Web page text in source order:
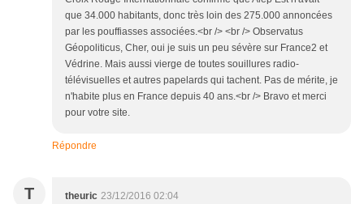
que 34.000 habitants, donc très loin des 275.000 annoncées
par les pouffiasses associées.<br /> <br /> Observatus
Géopoliticus, Cher, oui je suis un peu sévère sur France2 et
Védrine. Mais aussi vierge de toutes souillures radio-
télévisuelles et autres papelards qui tachent. Pas de mérite, je
n'habite plus en France depuis 40 ans.<br /> Bravo et merci
pour votre site.
Répondre
T theuric 23/12/2016 02:04